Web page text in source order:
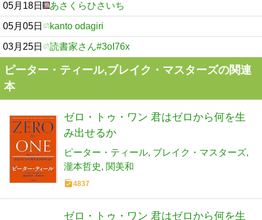
05月18日 あさくらひさいち
05月05日 kanto odagiri
03月25日 読書家さん#3oI76x
ピーター・ティール,ブレイク・マスターズの関連
本
ゼロ・トゥ・ワン 君はゼロから何を生
み出せるか
ピーター・ティール ブレイク・マスターズ
瀧本哲史
関美和
4837
ゼロ・トゥ・ワン 君はゼロから何を生